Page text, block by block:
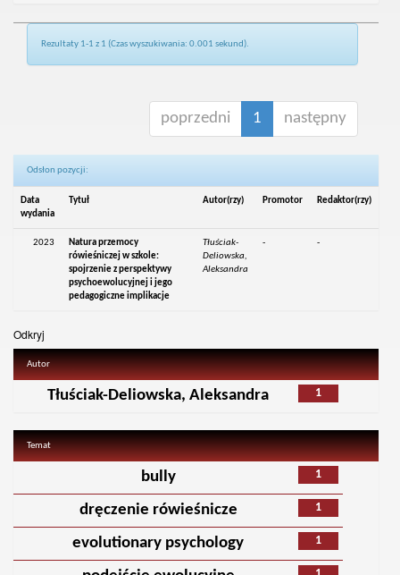
Rezultaty 1-1 z 1 (Czas wyszukiwania: 0.001 sekund).
poprzedni 1 następny
Odsłon pozycji:
Data
wydania
Tytuł Autor(rzy) Promotor Redaktor(rzy)
2023
Natura przemocy
rówieśniczej w szkole:
spojrzenie z perspektywy
psychoewolucyjnej i jego
pedagogiczne implikacje
Tłuściak-
Deliowska,
Aleksandra
- -
Odkryj
Autor
1
Tłuściak-Deliowska, Aleksandra
Temat
1
bully
1
dręczenie rówieśnicze
1
evolutionary psychology